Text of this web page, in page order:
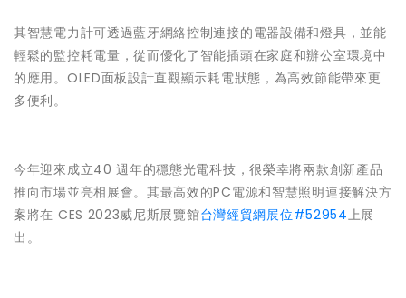
其智慧電力計可透過藍牙網絡控制連接的電器設備和燈具，並能
輕鬆的監控耗電量，從而優化了智能插頭在家庭和辦公室環境中
的應用。OLED面板設計直觀顯示耗電狀態，為高效節能帶來更
多便利。
今年迎來成立40 週年的穩態光電科技，很榮幸將兩款創新產品
推向市場並亮相展會。其最高效的PC電源和智慧照明連接解決方
案將在 CES 2023威尼斯展覽館台灣經貿網展位#52954上展
出。